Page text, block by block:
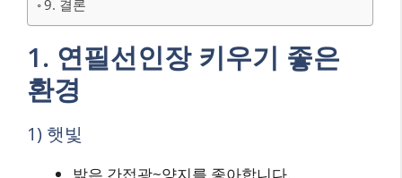
9. 결론
1. 연필선인장 키우기 좋은
환경
1) 햇빛